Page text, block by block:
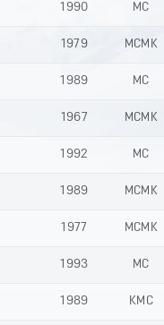
1990 МС
1979 МСМК
1989 МС
1967 МСМК
1992 МС
1989 МСМК
1977 МСМК
1993 МС
1989 КМС